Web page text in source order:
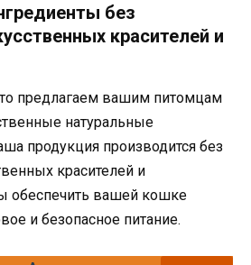
без
красителей и
предлагаем вашим питомцам
натуральные
продукция производится без
красителей и
обеспечить вашей кошке
и безопасное питание.